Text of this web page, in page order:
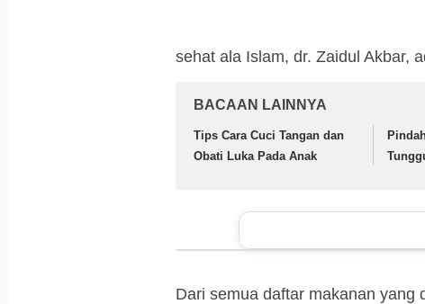
sehat ala Islam, dr. Zaidul Akbar,
BACAAN LAINNYA
Tips Cara Cuci Tangan dan
Obati Luka Pada Anak
Dari semua daftar makanan yang